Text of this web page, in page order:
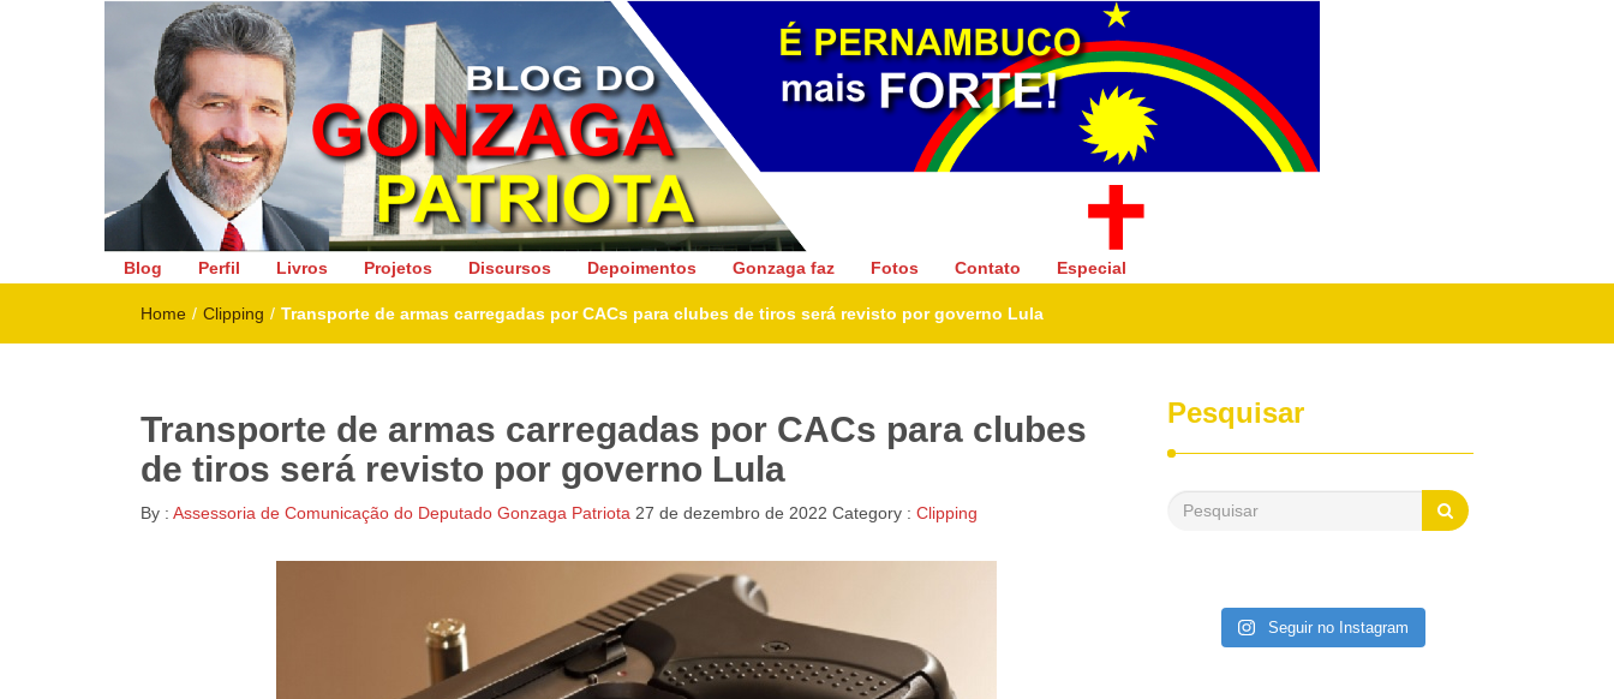
Gonzaga Patriota
Deputado Federal
Blog Perfil Livros Projetos Discursos Depoimentos Gonzaga faz Fotos Contato Especial
Home / Clipping / Transporte de armas carregadas por CACs para clubes de tiros será revisto por governo Lula
Transporte de armas carregadas por CACs para clubes
de tiros será revisto por governo Lula
By : Assessoria de Comunicação do Deputado Gonzaga Patriota 27 de dezembro de 2022 Category : Clipping
Pesquisar
Seguir no Instagram